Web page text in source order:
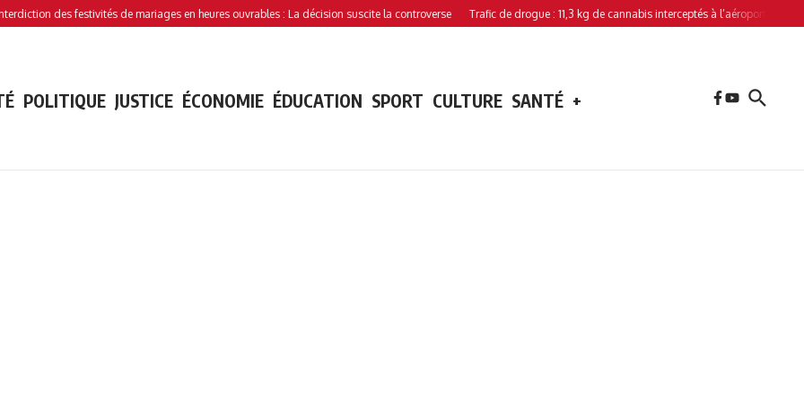
des festivités de mariages en heures ouvrables : La décision suscite la controverse Trafic de drogue : 11,3 kg de cannabis interceptés à l’aéroport de Hahaya
POLITIQUE JUSTICE ÉCONOMIE ÉDUCATION SPORT CULTURE SANTÉ +